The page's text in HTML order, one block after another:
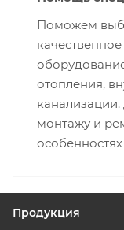
Поможем
отопления,
монтажу и
Продукция